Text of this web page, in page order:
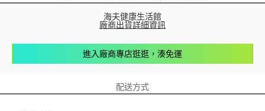
海夫健康生活館
廠商出貨詳細資訊
進入廠商專店逛逛，湊免運
配送方式